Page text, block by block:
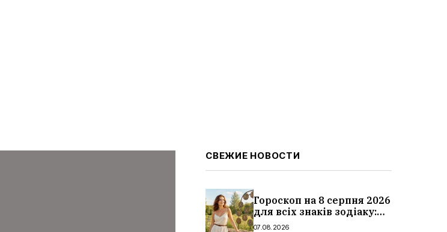
СВЕЖИЕ НОВОСТИ
Гороскоп на 8 серпня 2026
для всіх знаків зодіаку:
кохання, гроші та справи
07.08.2026